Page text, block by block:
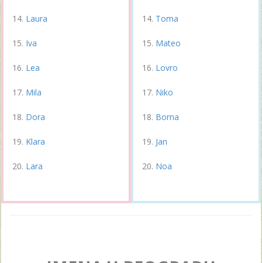
Laura
Iva
Lea
Mila
Dora
Klara
Lara
Toma
Mateo
Lovro
Niko
Borna
Jan
Noa